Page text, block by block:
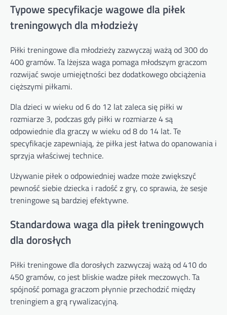
Typowe specyfikacje wagowe dla piłek
treningowych dla młodzieży
Piłki treningowe dla młodzieży zazwyczaj ważą od 300 do
400 gramów. Ta lżejsza waga pomaga młodszym graczom
rozwijać swoje umiejętności bez dodatkowego obciążenia
cięższymi piłkami.
Dla dzieci w wieku od 6 do 12 lat zaleca się piłki w
rozmiarze 3, podczas gdy piłki w rozmiarze 4 są
odpowiednie dla graczy w wieku od 8 do 14 lat. Te
specyfikacje zapewniają, że piłka jest łatwa do opanowania i
sprzyja właściwej technice.
Używanie piłek o odpowiedniej wadze może zwiększyć
pewność siebie dziecka i radość z gry, co sprawia, że sesje
treningowe są bardziej efektywne.
Standardowa waga dla piłek treningowych
dla dorosłych
Piłki treningowe dla dorosłych zazwyczaj ważą od 410 do
450 gramów, co jest bliskie wadze piłek meczowych. Ta
spójność pomaga graczom płynnie przechodzić między
treningiem a grą rywalizacyjną.